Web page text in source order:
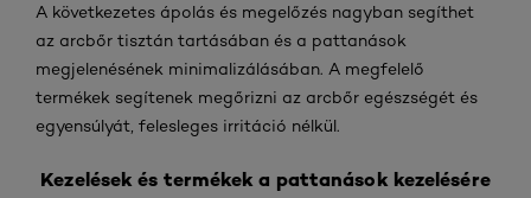
A következetes ápolás és megelőzés nagyban segíthet
az arcbőr tisztán tartásában és a pattanások
megjelenésének minimalizálásában. A megfelelő
termékek segítenek megőrizni az arcbőr egészségét és
egyensúlyát, felesleges irritáció nélkül.
Kezelések és termékek a pattanások kezelésére